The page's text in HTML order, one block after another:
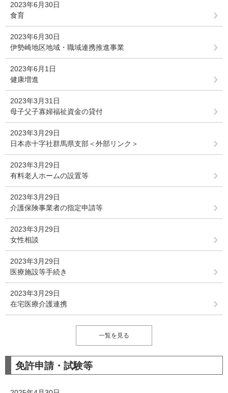
2023年6月30日
食育
2023年6月30日
伊勢崎地区地域・職域連携推進事業
2023年6月1日
健康増進
2023年3月31日
母子父子寡婦福祉資金の貸付
2023年3月29日
日本赤十字社群馬県支部＜外部リンク＞
2023年3月29日
有料老人ホームの設置等
2023年3月29日
介護保険事業者の指定申請等
2023年3月29日
女性相談
2023年3月29日
医療施設等手続き
2023年3月29日
在宅医療介護連携
一覧を見る
免許申請・試験等